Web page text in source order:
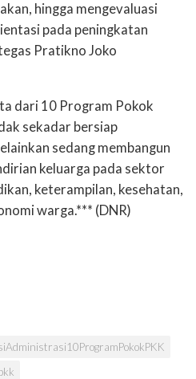
hingga mengevaluasi
pada peningkatan
Pratikno Joko
dari 10 Program Pokok
sekadar bersiap
sedang membangun
keluarga pada sektor
keterampilan, kesehatan,
warga.*** (DNR)